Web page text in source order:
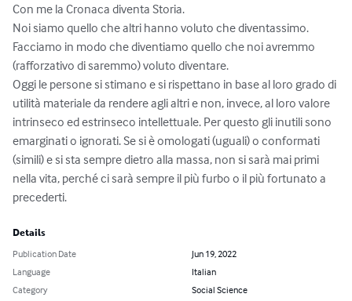
Con me la Cronaca diventa Storia.
Noi siamo quello che altri hanno voluto che diventassimo.
Facciamo in modo che diventiamo quello che noi avremmo
(rafforzativo di saremmo) voluto diventare.
Oggi le persone si stimano e si rispettano in base al loro grado di
utilità materiale da rendere agli altri e non, invece, al loro valore
intrinseco ed estrinseco intellettuale. Per questo gli inutili sono
emarginati o ignorati. Se si è omologati (uguali) o conformati
(simili) e si sta sempre dietro alla massa, non si sarà mai primi
nella vita, perché ci sarà sempre il più furbo o il più fortunato a
precederti.
Details
Publication Date
Jun 19, 2022
Language
Italian
Category
Social Science